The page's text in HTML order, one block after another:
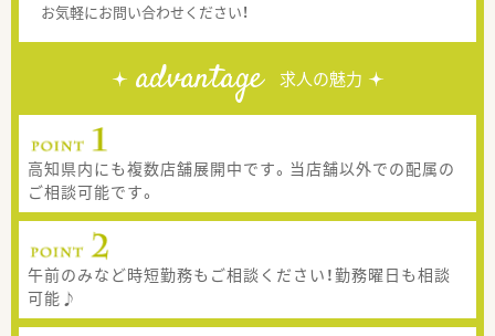
お気軽にお問い合わせください！
advantage 求人の魅力
高知県内にも複数店舗展開中です。当店舗以外での配属の
ご相談可能です。
午前のみなど時短勤務もご相談ください！勤務曜日も相談
可能♪